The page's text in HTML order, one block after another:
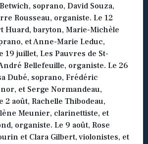
soprano, David Souza,
Rousseau, organiste. Le 12
Huard, baryton, Marie-Michèle
et Anne-Marie Leduc,
19 juillet, Les Pauvres de St-
Bellefeuille, organiste. Le 26
Dubé, soprano, Frédéric
et Serge Normandeau,
2 août, Rachelle Thibodeau,
Meunier, clarinettiste, et
organiste. Le 9 août, Rose
et Clara Gilbert, violonistes, et